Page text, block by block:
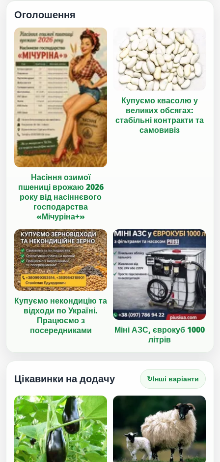
Оголошення
Насіння озимої
пшениці врожаю 2026
року від насіннєвого
господарства
«Мічуріна+»
Купуємо квасолю у
великих обсягах:
стабільні контракти та
самовивіз
Купуємо некондицію та
відходи по Україні.
Працюємо з
посередниками
Міні АЗС, єврокуб 1000
літрів
Цікавинки на додачу ↻Інші варіанти